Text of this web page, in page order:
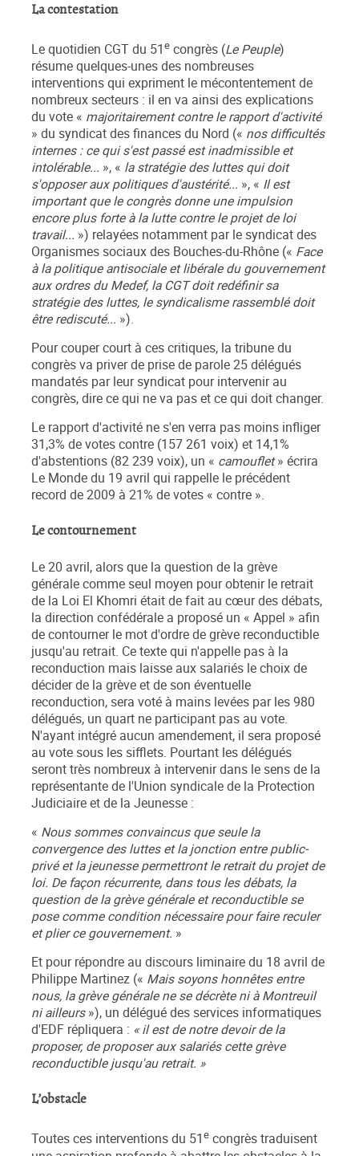
La contestation
Le quotidien CGT du 51e congrès (Le Peuple)
résume quelques-unes des nombreuses
interventions qui expriment le mécontentement de
nombreux secteurs : il en va ainsi des explications
du vote « majoritairement contre le rapport d'activité
» du syndicat des finances du Nord (« nos difficultés
internes : ce qui s'est passé est inadmissible et
intolérable... », « la stratégie des luttes qui doit
s'opposer aux politiques d'austérité... », « Il est
important que le congrès donne une impulsion
encore plus forte à la lutte contre le projet de loi
travail... ») relayées notamment par le syndicat des
Organismes sociaux des Bouches-du-Rhône (« Face
à la politique antisociale et libérale du gouvernement
aux ordres du Medef, la CGT doit redéfinir sa
stratégie des luttes, le syndicalisme rassemblé doit
être rediscuté... »).
Pour couper court à ces critiques, la tribune du
congrès va priver de prise de parole 25 délégués
mandatés par leur syndicat pour intervenir au
congrès, dire ce qui ne va pas et ce qui doit changer.
Le rapport d'activité ne s'en verra pas moins infliger
31,3% de votes contre (157 261 voix) et 14,1%
d'abstentions (82 239 voix), un « camouflet» écrira
Le Monde du 19 avril qui rappelle le précédent
record de 2009 à 21% de votes « contre ».
Le contournement
Le 20 avril, alors que la question de la grève
générale comme seul moyen pour obtenir le retrait
de la Loi El Khomri était de fait au cœur des débats,
la direction confédérale a proposé un « Appel » afin
de contourner le mot d'ordre de grève reconductible
jusqu'au retrait. Ce texte qui n'appelle pas à la
reconduction mais laisse aux salariés le choix de
décider de la grève et de son éventuelle
reconduction, sera voté à mains levées par les 980
délégués, un quart ne participant pas au vote.
N'ayant intégré aucun amendement, il sera proposé
au vote sous les sifflets. Pourtant les délégués
seront très nombreux à intervenir dans le sens de la
représentante de l'Union syndicale de la Protection
Judiciaire et de la Jeunesse :
« Nous sommes convaincus que seule la
convergence des luttes et la jonction entre public-
privé et la jeunesse permettront le retrait du projet de
loi. De façon récurrente, dans tous les débats, la
question de la grève générale et reconductible se
pose comme condition nécessaire pour faire reculer
et plier ce gouvernement. »
Et pour répondre au discours liminaire du 18 avril de
Philippe Martinez (« Mais soyons honnêtes entre
nous, la grève générale ne se décrète ni à Montreuil
ni ailleurs»), un délégué des services informatiques
d'EDF répliquera : « il est de notre devoir de la
proposer, de proposer aux salariés cette grève
reconductible jusqu'au retrait. »
L’obstacle
Toutes ces interventions du 51e congrès traduisent